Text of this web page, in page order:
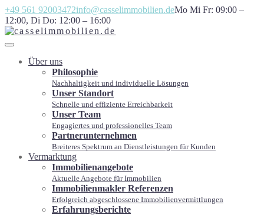
+49 561 92003472info@casselimmobilien.deMo Mi Fr: 09:00 –
12:00, Di Do: 12:00 – 16:00
Über uns
Philosophie
Nachhaltigkeit und individuelle Lösungen
Unser Standort
Schnelle und effiziente Erreichbarkeit
Unser Team
Engagiertes und professionelles Team
Partnerunternehmen
Breiteres Spektrum an Dienstleistungen für Kunden
Vermarktung
Immobilienangebote
Aktuelle Angebote für Immobilien
Immobilienmakler Referenzen
Erfolgreich abgeschlossene Immobilienvermittlungen
Erfahrungsberichte